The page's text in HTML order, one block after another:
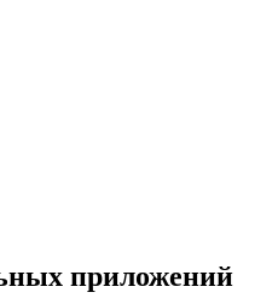
приложений